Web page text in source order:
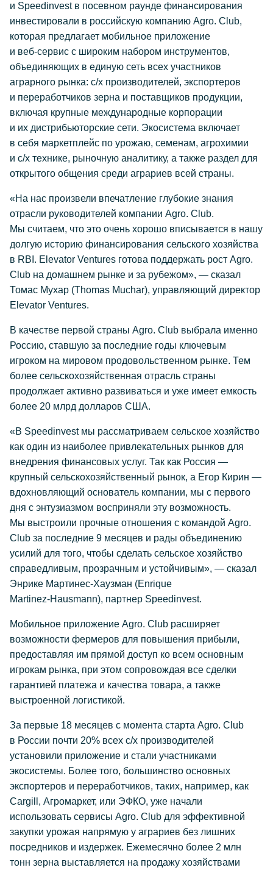
и Speedinvest в посевном раунде финансирования
инвестировали в российскую компанию Agro. Club,
которая предлагает мобильное приложение
и веб-сервис с широким набором инструментов,
объединяющих в единую сеть всех участников
аграрного рынка: с/х производителей, экспортеров
и переработчиков зерна и поставщиков продукции,
включая крупные международные корпорации
и их дистрибьюторские сети. Экосистема включает
в себя маркетплейс по урожаю, семенам, агрохимии
и с/х технике, рыночную аналитику, а также раздел для
открытого общения среди аграриев всей страны.
«На нас произвели впечатление глубокие знания
отрасли руководителей компании Agro. Club.
Мы считаем, что это очень хорошо вписывается в нашу
долгую историю финансирования сельского хозяйства
в RBI. Elevator Ventures готова поддержать рост Agro.
Club на домашнем рынке и за рубежом», — сказал
Томас Мухар (Thomas Muchar), управляющий директор
Elevator Ventures.
В качестве первой страны Agro. Club выбрала именно
Россию, ставшую за последние годы ключевым
игроком на мировом продовольственном рынке. Тем
более сельскохозяйственная отрасль страны
продолжает активно развиваться и уже имеет емкость
более 20 млрд долларов США.
«В Speedinvest мы рассматриваем сельское хозяйство
как один из наиболее привлекательных рынков для
внедрения финансовых услуг. Так как Россия —
крупный сельскохозяйственный рынок, а Егор Кирин —
вдохновляющий основатель компании, мы с первого
дня с энтузиазмом восприняли эту возможность.
Мы выстроили прочные отношения с командой Agro.
Club за последние 9 месяцев и рады объединению
усилий для того, чтобы сделать сельское хозяйство
справедливым, прозрачным и устойчивым», — сказал
Энрике Мартинес-Хаузман (Enrique
Martinez-Hausmann), партнер Speedinvest.
Мобильное приложение Agro. Club расширяет
возможности фермеров для повышения прибыли,
предоставляя им прямой доступ ко всем основным
игрокам рынка, при этом сопровождая все сделки
гарантией платежа и качества товара, а также
выстроенной логистикой.
За первые 18 месяцев с момента старта Agro. Club
в России почти 20% всех с/х производителей
установили приложение и стали участниками
экосистемы. Более того, большинство основных
экспортеров и переработчиков, таких, например, как
Cargill, Агромаркет, или ЭФКО, уже начали
использовать сервисы Agro. Club для эффективной
закупки урожая напрямую у аграриев без лишних
посредников и издержек. Ежемесячно более 2 млн
тонн зерна выставляется на продажу хозяйствами